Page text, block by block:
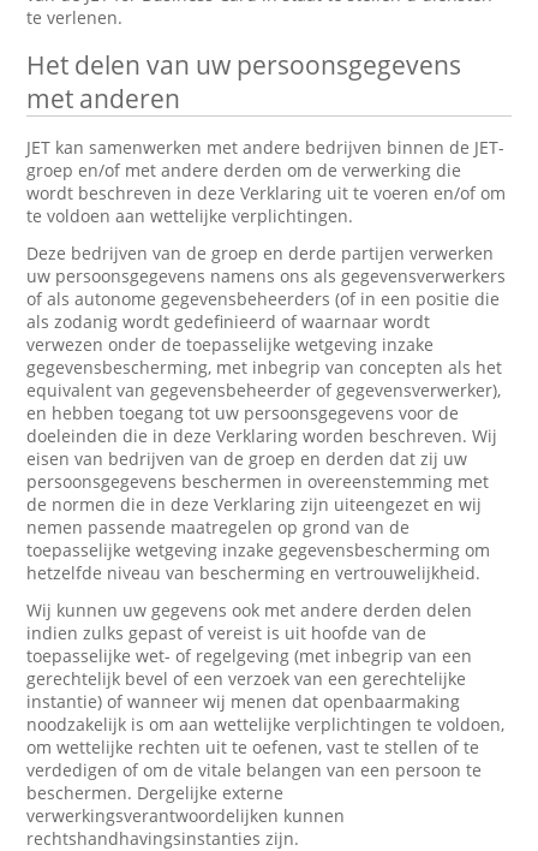
te verlenen.
Het delen van uw persoonsgegevens
met anderen
JET kan samenwerken met andere bedrijven binnen de JET-
groep en/of met andere derden om de verwerking die
wordt beschreven in deze Verklaring uit te voeren en/of om
te voldoen aan wettelijke verplichtingen.
Deze bedrijven van de groep en derde partijen verwerken
uw persoonsgegevens namens ons als gegevensverwerkers
of als autonome gegevensbeheerders (of in een positie die
als zodanig wordt gedefinieerd of waarnaar wordt
verwezen onder de toepasselijke wetgeving inzake
gegevensbescherming, met inbegrip van concepten als het
equivalent van gegevensbeheerder of gegevensverwerker),
en hebben toegang tot uw persoonsgegevens voor de
doeleinden die in deze Verklaring worden beschreven. Wij
eisen van bedrijven van de groep en derden dat zij uw
persoonsgegevens beschermen in overeenstemming met
de normen die in deze Verklaring zijn uiteengezet en wij
nemen passende maatregelen op grond van de
toepasselijke wetgeving inzake gegevensbescherming om
hetzelfde niveau van bescherming en vertrouwelijkheid.
Wij kunnen uw gegevens ook met andere derden delen
indien zulks gepast of vereist is uit hoofde van de
toepasselijke wet- of regelgeving (met inbegrip van een
gerechtelijk bevel of een verzoek van een gerechtelijke
instantie) of wanneer wij menen dat openbaarmaking
noodzakelijk is om aan wettelijke verplichtingen te voldoen,
om wettelijke rechten uit te oefenen, vast te stellen of te
verdedigen of om de vitale belangen van een persoon te
beschermen. Dergelijke externe
verwerkingsverantwoordelijken kunnen
rechtshandhavingsinstanties zijn.